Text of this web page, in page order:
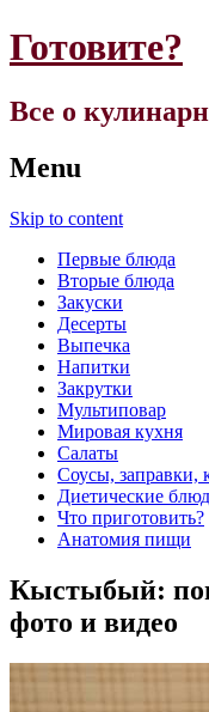
Готовите?
Все о
Menu
Skip to content
Первые блюда
Вторые блюда
Закуски
Десерты
Выпечка
Напитки
Закрутки
Мультиповар
Мировая кухня
Салаты
Соусы, заправки,
Диетические
Что приготовить?
Анатомия пищи
Кыстыбый:
фото и видео